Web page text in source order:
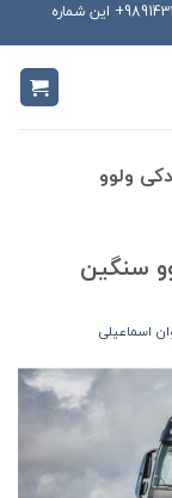
ارتباط سریع با مدیر فروش : مهندس اسماعیلی 989143332530+ این شماره
ولوو
سنگین
اسماعیلی